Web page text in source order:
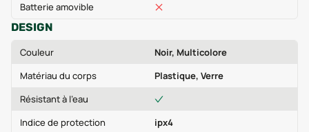
Batterie amovible
DESIGN
Couleur
Noir, Multicolore
Matériau du corps
Plastique, Verre
Résistant à l'eau
Indice de protection
ipx4